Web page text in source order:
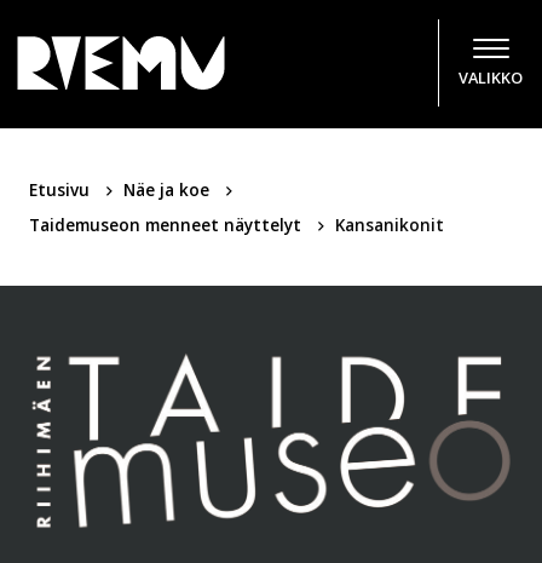
VALIKKO
Etusivu
Näe ja koe
Taidemuseon menneet näyttelyt
Kansanikonit